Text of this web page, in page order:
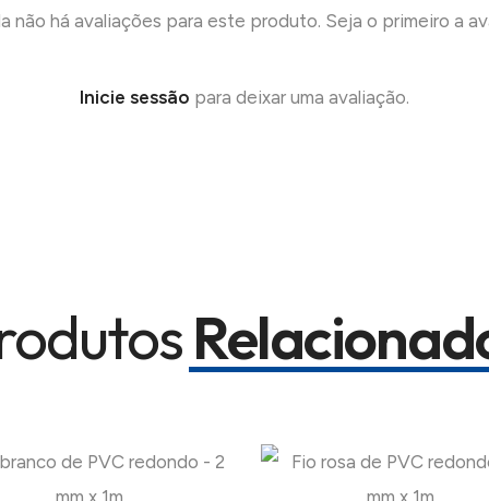
não há avaliações para este produto. Seja o primeiro a
Inicie sessão para deixar uma avaliação.